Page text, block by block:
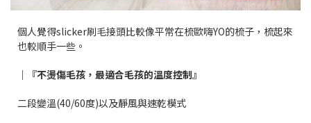
個人覺得slicker刷毛接頭比較像平常在梳歐嗨YO的梳子，梳起來
也較順手一些。
｜『不燙傷毛孩，最適合毛孩的溫度控制』
二段變溫(40/60度)以及靜風與速乾模式